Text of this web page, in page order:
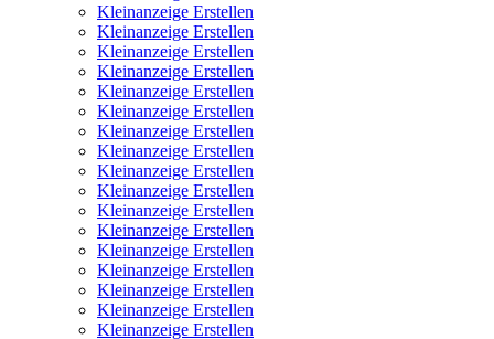
Kleinanzeige Erstellen
Kleinanzeige Erstellen
Kleinanzeige Erstellen
Kleinanzeige Erstellen
Kleinanzeige Erstellen
Kleinanzeige Erstellen
Kleinanzeige Erstellen
Kleinanzeige Erstellen
Kleinanzeige Erstellen
Kleinanzeige Erstellen
Kleinanzeige Erstellen
Kleinanzeige Erstellen
Kleinanzeige Erstellen
Kleinanzeige Erstellen
Kleinanzeige Erstellen
Kleinanzeige Erstellen
Kleinanzeige Erstellen